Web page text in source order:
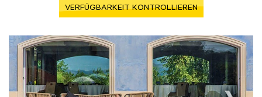
VERFÜGBARKEIT KONTROLLIEREN